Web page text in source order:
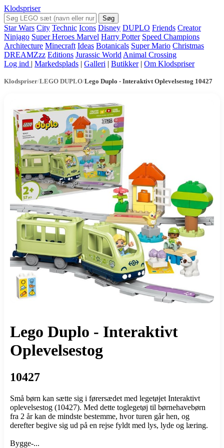
Klodspriser
Søg
Star Wars City Technic Icons Disney DUPLO Friends Creator
Ninjago Super Heroes Marvel Harry Potter Speed Champions
Architecture Minecraft Ideas Botanicals Super Mario Christmas
DREAMZzz Editions Jurassic World Animal Crossing
Log ind | Markedsplads | Galleri | Butikker | Om Klodspriser
Klodspriser/LEGO DUPLO/Lego Duplo - Interaktivt Oplevelsestog 10427
Lego Duplo - Interaktivt
Oplevelsestog
10427
Små børn kan sætte sig i førersædet med legetøjet Interaktivt
oplevelsestog (10427). Med dette toglegetøj til børnehavebørn
fra 2 år kan de mindste bestemme, hvor turen går hen, og
derefter begive sig ud på en rejse fyldt med lys, lyde og læring.
Bygge-...